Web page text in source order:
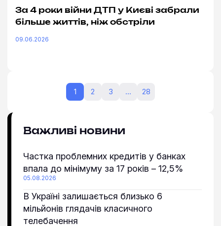
За 4 роки війни ДТП у Києві забрали
більше життів, ніж обстріли
09.06.2026
1 2 3 … 28
Важливі новини
Частка проблемних кредитів у банках
впала до мінімуму за 17 років – 12,5%
05.08.2026
В Україні залишається близько 6
мільйонів глядачів класичного
телебачення